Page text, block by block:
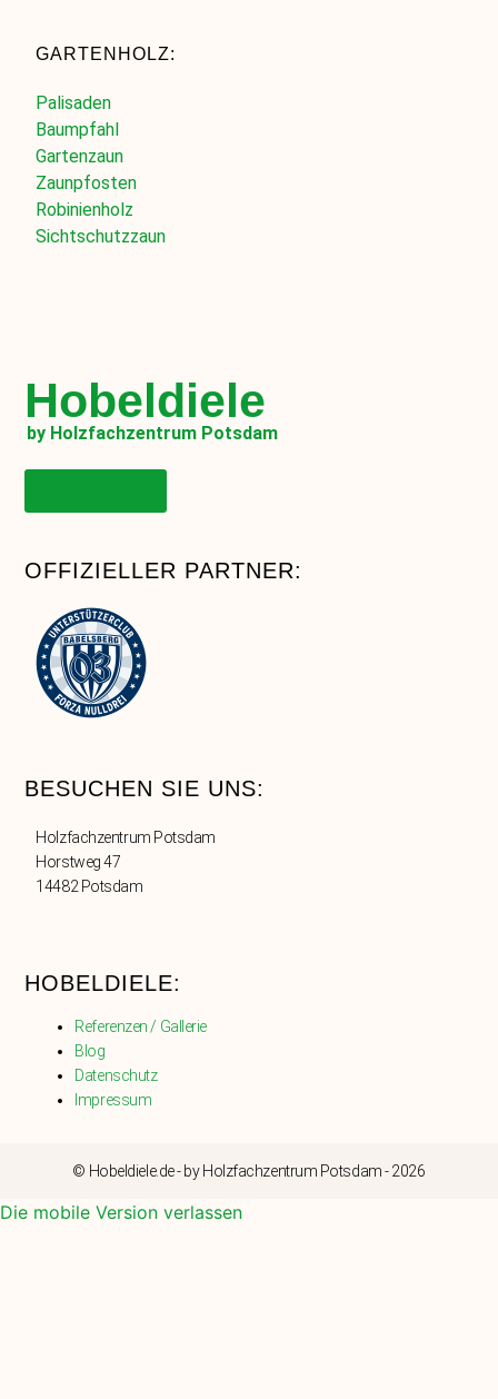
GARTENHOLZ:
Palisaden
Baumpfahl
Gartenzaun
Zaunpfosten
Robinienholz
Sichtschutzzaun
Hobeldiele
by Holzfachzentrum Potsdam
OFFIZIELLER PARTNER:
BESUCHEN SIE UNS:
Holzfachzentrum Potsdam
Horstweg 47
14482 Potsdam
HOBELDIELE:
Referenzen / Gallerie
Blog
Datenschutz
Impressum
© Hobeldiele.de - by Holzfachzentrum Potsdam - 2026
Die mobile Version verlassen